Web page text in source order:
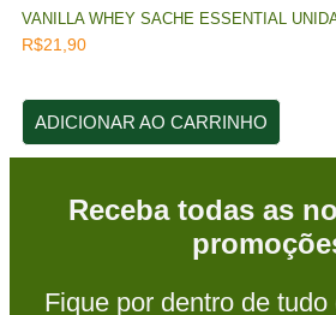
VANILLA WHEY SACHE ESSENTIAL
R$21,90
ADICIONAR AO CARRINHO
Receba todas as
Fique por dentro de